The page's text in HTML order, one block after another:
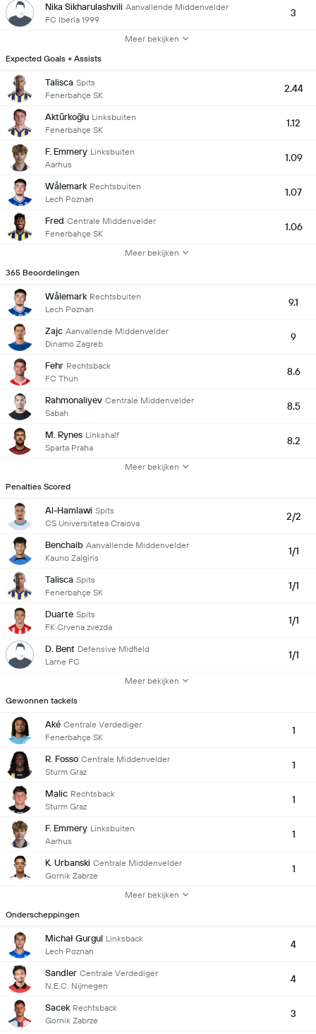
Nika Sikharulashvili Aanvallende Middenvelder
FC Iberia 1999
3
Meer bekijken
Expected Goals + Assists
Talisca Spits
Fenerbahçe SK
2.44
Aktürkoğlu Linksbuiten
Fenerbahçe SK
1.12
F. Emmery Linksbuiten
Aarhus
1.09
Wålemark Rechtsbuiten
Lech Poznan
1.07
Fred Centrale Middenvelder
Fenerbahçe SK
1.06
Meer bekijken
365 Beoordelingen
Wålemark Rechtsbuiten
Lech Poznan
9.1
Zajc Aanvallende Middenvelder
Dinamo Zagreb
9
Fehr Rechtsback
FC Thun
8.6
Rahmonaliyev Centrale Middenvelder
Sabah
8.5
M. Rynes Linkshalf
Sparta Praha
8.2
Meer bekijken
Penalties Scored
Al-Hamlawi Spits
CS Universitatea Craiova
2/2
Benchaib Aanvallende Middenvelder
Kauno Zalgiris
1/1
Talisca Spits
Fenerbahçe SK
1/1
Duarte Spits
FK Crvena zvezda
1/1
D. Bent Defensive Midfield
Larne FC
1/1
Meer bekijken
Gewonnen tackels
Aké Centrale Verdediger
Fenerbahçe SK
1
R. Fosso Centrale Middenvelder
Sturm Graz
1
Malic Rechtsback
Sturm Graz
1
F. Emmery Linksbuiten
Aarhus
1
K. Urbanski Centrale Middenvelder
Gornik Zabrze
1
Meer bekijken
Onderscheppingen
Michał Gurgul Linksback
Lech Poznan
4
Sandler Centrale Verdediger
N.E.C. Nijmegen
4
Sacek Rechtsback
Gornik Zabrze
3